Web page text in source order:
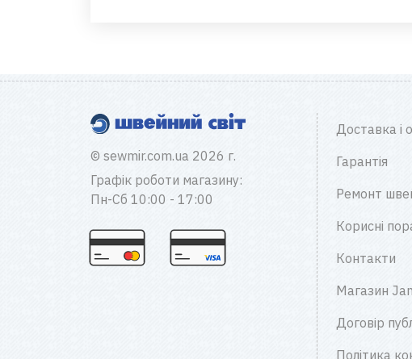
© sewmir.com.ua 2026 г.
Графік роботи магазину:
Пн-Сб 10:00 - 17:00
Доставка і
Гарантія
Ремонт
Корисні
Контакти
Магазин
Договір
Політика